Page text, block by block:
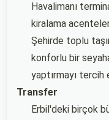
Havalimanı
kiralama
Şehirde toplu
konforlu bir
yaptırmayı tercih
Transfer
Erbil'deki birçok